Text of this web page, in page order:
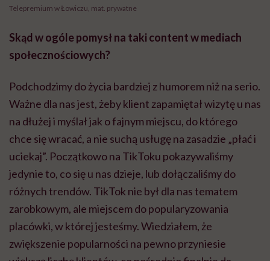
Telepremium w Łowiczu, mat. prywatne
Skąd w ogóle pomysł na taki content w mediach
społecznościowych?
Podchodzimy do życia bardziej z humorem niż na serio.
Ważne dla nas jest, żeby klient zapamiętał wizytę u nas
na dłużej i myślał jak o fajnym miejscu, do którego
chce się wracać, a nie suchą usługę na zasadzie „płać i
uciekaj”. Początkowo na TikToku pokazywaliśmy
jedynie to, co się u nas dzieje, lub dołączaliśmy do
różnych trendów. TikTok nie był dla nas tematem
zarobkowym, ale miejscem do popularyzowania
placówki, w której jesteśmy. Wiedziałem, że
zwiększenie popularności na pewno przyniesie